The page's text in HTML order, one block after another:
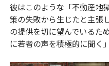
彼はこのような「不動産地
策の失敗から生じたと主張
の提供を切に望んでいるた
に若者の声を積極的に聞く